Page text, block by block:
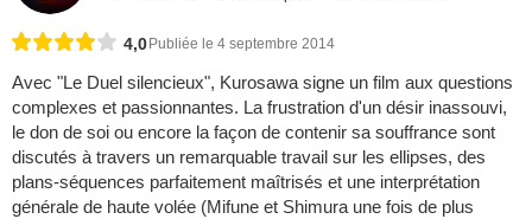
4,0Publiée le 4 septembre 2014
Avec "Le Duel silencieux", Kurosawa signe un film aux questions
complexes et passionnantes. La frustration d'un désir inassouvi,
le don de soi ou encore la façon de contenir sa souffrance sont
discutés à travers un remarquable travail sur les ellipses, des
plans-séquences parfaitement maîtrisés et une interprétation
générale de haute volée (Mifune et Shimura une fois de plus